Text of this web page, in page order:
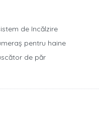
de încălzire
pentru haine
de păr